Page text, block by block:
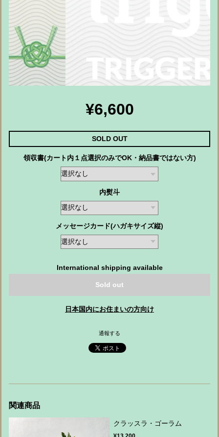
¥6,600
SOLD OUT
領収書(カート内１点選択のみでOK・納品書ではない方)
内熨斗
メッセージカード(ハガキサイズ縦)
International shipping available
Sold out
日本国内にお住まいの方向け
通報する
関連商品
クラッスラ・ゴーラム